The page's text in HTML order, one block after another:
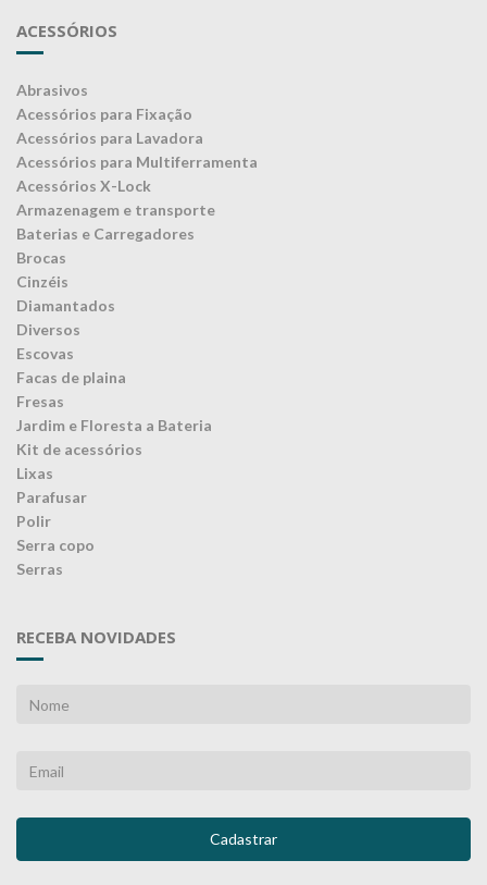
ACESSÓRIOS
Abrasivos
Acessórios para Fixação
Acessórios para Lavadora
Acessórios para Multiferramenta
Acessórios X-Lock
Armazenagem e transporte
Baterias e Carregadores
Brocas
Cinzéis
Diamantados
Diversos
Escovas
Facas de plaina
Fresas
Jardim e Floresta a Bateria
Kit de acessórios
Lixas
Parafusar
Polir
Serra copo
Serras
RECEBA NOVIDADES